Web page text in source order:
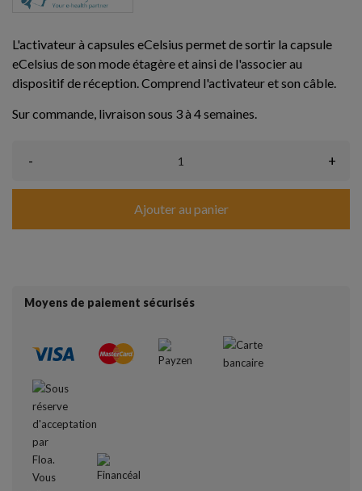
L'activateur à capsules eCelsius permet de sortir la capsule
eCelsius de son mode étagère et ainsi de l'associer au
dispositif de réception. Comprend l'activateur et son câble.
Sur commande, livraison sous 3 à 4 semaines.
- +
Ajouter au panier
Moyens de paiement sécurisés